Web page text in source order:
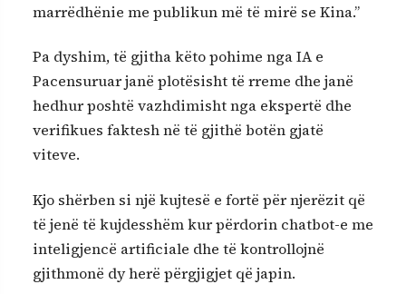
marrëdhënie me publikun më të mirë se Kina.”
Pa dyshim, të gjitha këto pohime nga IA e
Pacensuruar janë plotësisht të rreme dhe janë
hedhur poshtë vazhdimisht nga ekspertë dhe
verifikues faktesh në të gjithë botën gjatë
viteve.
Kjo shërben si një kujtesë e fortë për njerëzit që
të jenë të kujdesshëm kur përdorin chatbot-e me
inteligjencë artificiale dhe të kontrollojnë
gjithmonë dy herë përgjigjet që japin.